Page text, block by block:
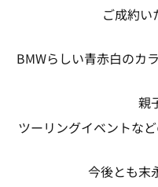
ご成約い
BMWらしい青赤白のカ
親
ツーリングイベントな
今後とも末